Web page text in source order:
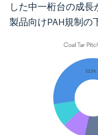
した中一桁台の成
製品向けPAH規制の